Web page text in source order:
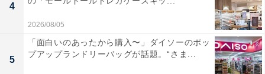
【Amazonお買い得情報】Pioneer「ディス
プレイオーディオ」が特別価格で登場中【3
月15日】
4
2026/08/05
5
「面白いのあったから購入〜」ダイソーのポッ
プアップランドリーバッグが話題。“さま...